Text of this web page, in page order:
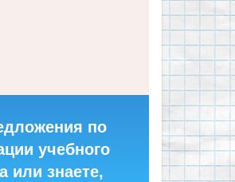
по
учебного
или знаете,